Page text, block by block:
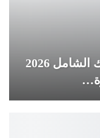
زيت اللوز الحلو للتبييض | دليلك الشامل 2026